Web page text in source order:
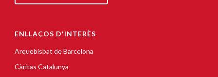
ENLLAÇOS D'INTERÈS
Arquebisbat de Barcelona
Càritas Catalunya